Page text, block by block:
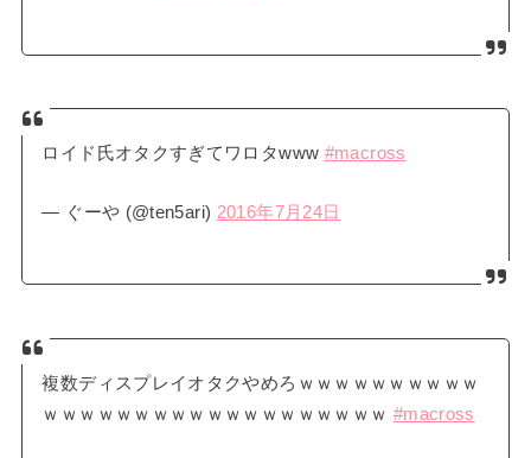
ロイド氏オタクすぎてワロタwww #macross
— ぐーや (@ten5ari) 2016年7月24日
複数ディスプレイオタクやめろｗｗｗｗｗｗｗｗｗｗ
ｗｗｗｗｗｗｗｗｗｗｗｗｗｗｗｗｗｗｗ #macross